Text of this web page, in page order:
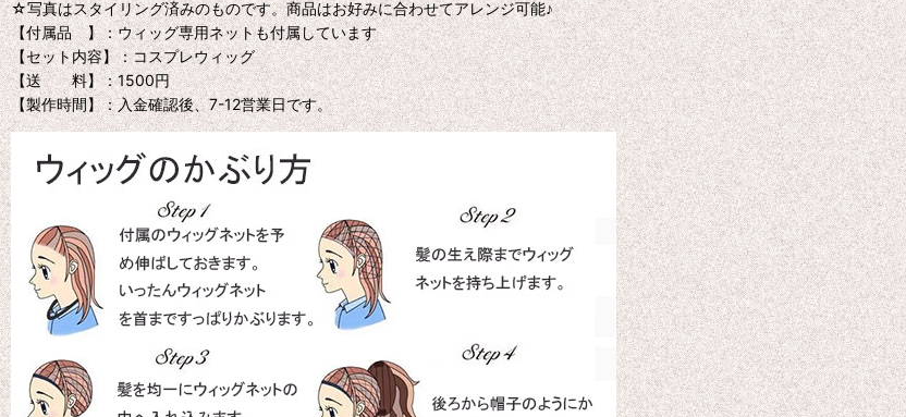
☆写真はスタイリング済みのものです。商品はお好みに合わせてアレンジ可能♪
【付属品 】：ウィッグ専用ネットも付属しています
【セット内容】：コスプレウィッグ
【送 料】：1500円
【製作時間】：入金確認後、7-12営業日です。